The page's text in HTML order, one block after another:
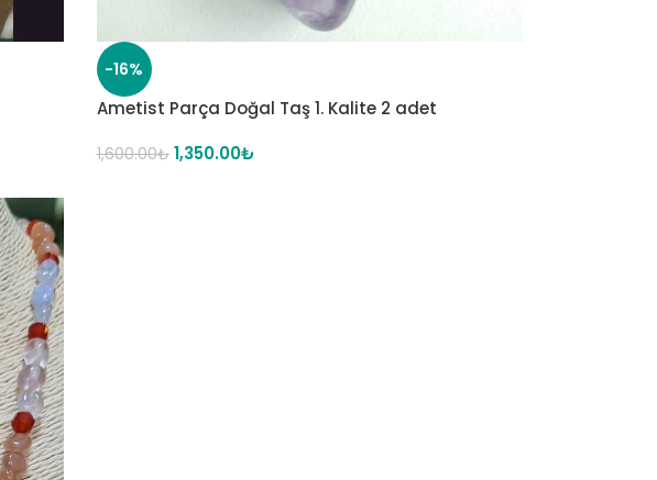
-16%
Ametist Parça Doğal Taş 1. Kalite 2 adet
1,600.00₺ 1,350.00₺